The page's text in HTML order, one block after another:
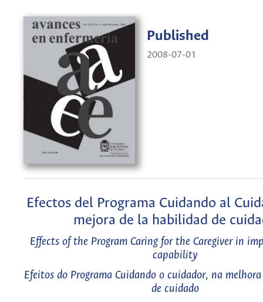
Published
2008-07-01
Efectos del Programa Cuidando al
mejora de la habilidad de
Effects of the Program Caring for the Caregiver in
capability
Efeitos do Programa Cuidando o cuidador, na
de cuidado